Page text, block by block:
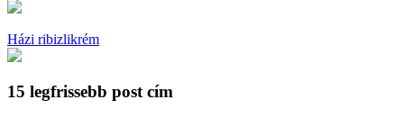
Házi ribizlikrém
15 legfrissebb post cím